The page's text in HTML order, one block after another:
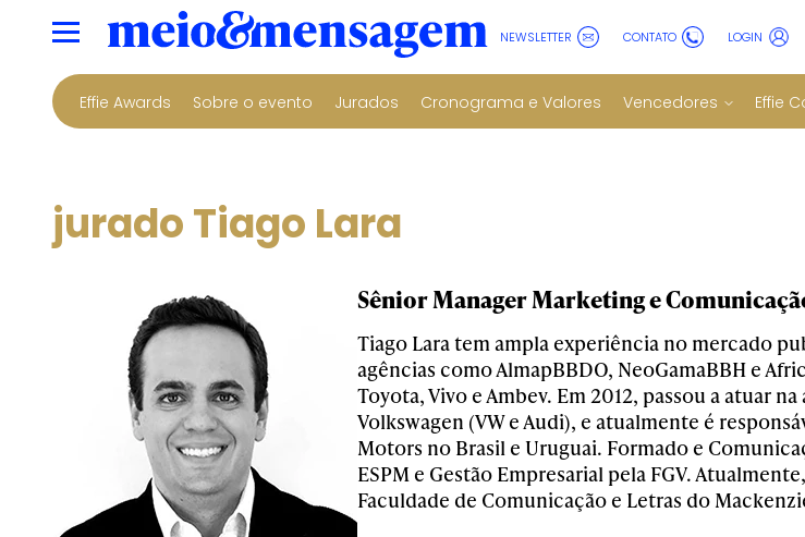
NEWSLETTER CONTATO LOGIN
Effie Awards Sobre o evento Jurados Cronograma e Valores Vencedores Effie
jurado Tiago Lara
Sênior Manager Marketing e
Tiago Lara tem ampla experiência no mercado
agências como AlmapBBDO, NeoGamaBBH e
Toyota, Vivo e Ambev. Em 2012, passou a atuar
Volkswagen (VW e Audi), e atualmente é
Motors no Brasil e Uruguai. Formado e
ESPM e Gestão Empresarial pela FGV.
Faculdade de Comunicação e Letras do